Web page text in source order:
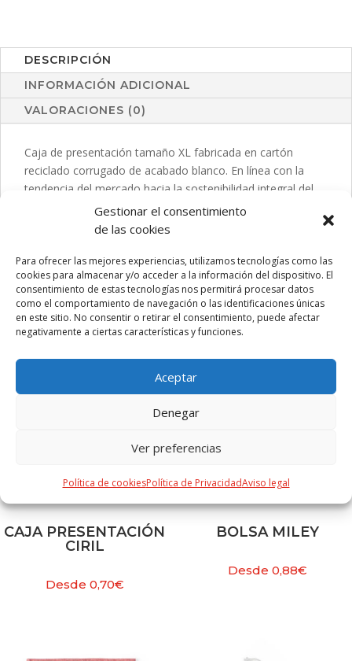
Gestionar el consentimiento
de las cookies
Para ofrecer las mejores experiencias, utilizamos tecnologías como las
cookies para almacenar y/o acceder a la información del dispositivo. El
consentimiento de estas tecnologías nos permitirá procesar datos
como el comportamiento de navegación o las identificaciones únicas
en este sitio. No consentir o retirar el consentimiento, puede afectar
negativamente a ciertas características y funciones.
Aceptar
Denegar
Ver preferencias
Política de cookiesPolítica de PrivacidadAviso legal
DESCRIPCIÓN
INFORMACIÓN ADICIONAL
VALORACIONES (0)
Caja de presentación tamaño XL fabricada en cartón
reciclado corrugado de acabado blanco. En línea con la
tendencia del mercado hacia la sostenibilidad integral del
regalo, ofreciendo soluciones de origen reciclado con el fin
de ayudar a la mejora y conservación de nuestro planeta.
PRODUCTOS RELACIONADOS
CAJA PRESENTACIÓN
CIRIL
Desde 0,70€
BOLSA MILEY
Desde 0,88€